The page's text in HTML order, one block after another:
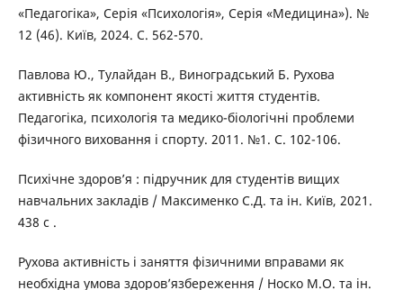
«Педагогіка», Серія «Психологія», Серія «Медицина»). №
12 (46). Київ, 2024. С. 562-570.
Павлова Ю., Тулайдан В., Виноградський Б. Рухова
активність як компонент якості життя студентів.
Педагогіка, психологія та медико-біологічні проблеми
фізичного виховання і спорту. 2011. №1. С. 102-106.
Психічне здоров’я : підручник для студентів вищих
навчальних закладів / Максименко С.Д. та ін. Київ, 2021.
438 с .
Рухова активність і заняття фізичними вправами як
необхідна умова здоров’язбереження / Носко М.О. та ін.